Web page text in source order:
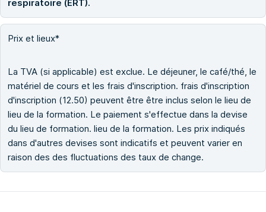
respiratoire (ERT).
Prix et lieux*
La TVA (si applicable) est exclue. Le déjeuner, le café/thé, le
matériel de cours et les frais d'inscription. frais d'inscription
d'inscription (12.50) peuvent être être inclus selon le lieu de
lieu de la formation. Le paiement s'effectue dans la devise
du lieu de formation. lieu de la formation. Les prix indiqués
dans d'autres devises sont indicatifs et peuvent varier en
raison des des fluctuations des taux de change.